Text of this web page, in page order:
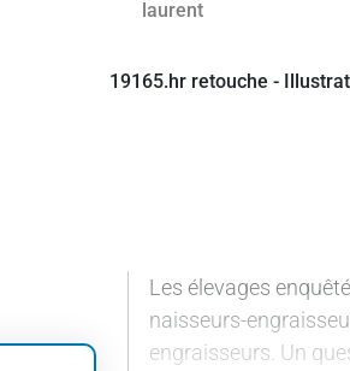
Les élevages
naisseurs-
engraisseurs. Un